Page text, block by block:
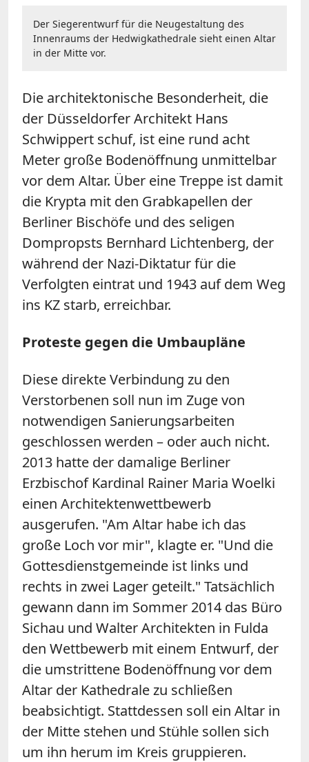
Der Siegerentwurf für die Neugestaltung des
Innenraums der Hedwigkathedrale sieht einen Altar
in der Mitte vor.
Die architektonische Besonderheit, die
der Düsseldorfer Architekt Hans
Schwippert schuf, ist eine rund acht
Meter große Bodenöffnung unmittelbar
vor dem Altar. Über eine Treppe ist damit
die Krypta mit den Grabkapellen der
Berliner Bischöfe und des seligen
Dompropsts Bernhard Lichtenberg, der
während der Nazi-Diktatur für die
Verfolgten eintrat und 1943 auf dem Weg
ins KZ starb, erreichbar.
Proteste gegen die Umbaupläne
Diese direkte Verbindung zu den
Verstorbenen soll nun im Zuge von
notwendigen Sanierungsarbeiten
geschlossen werden – oder auch nicht.
2013 hatte der damalige Berliner
Erzbischof Kardinal Rainer Maria Woelki
einen Architektenwettbewerb
ausgerufen. "Am Altar habe ich das
große Loch vor mir", klagte er. "Und die
Gottesdienstgemeinde ist links und
rechts in zwei Lager geteilt." Tatsächlich
gewann dann im Sommer 2014 das Büro
Sichau und Walter Architekten in Fulda
den Wettbewerb mit einem Entwurf, der
die umstrittene Bodenöffnung vor dem
Altar der Kathedrale zu schließen
beabsichtigt. Stattdessen soll ein Altar in
der Mitte stehen und Stühle sollen sich
um ihn herum im Kreis gruppieren.